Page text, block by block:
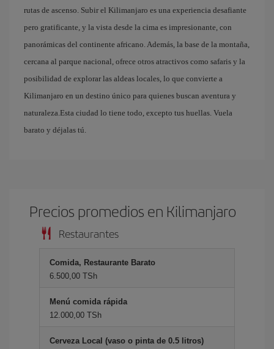
rutas de ascenso. Subir el Kilimanjaro es una experiencia desafiante
pero gratificante, y la vista desde la cima es impresionante, con
panorámicas del continente africano. Además, la base de la montaña,
cercana al parque nacional, ofrece otros atractivos como safaris y la
posibilidad de explorar las aldeas locales, lo que convierte a
Kilimanjaro en un destino único para quienes buscan aventura y
naturaleza.Esta ciudad lo tiene todo, excepto tus huellas. Vuela
barato y déjalas tú.
Precios promedios en Kilimanjaro
Restaurantes
Comida, Restaurante Barato
6.500,00 TSh
Menú comida rápida
12.000,00 TSh
Cerveza Local (vaso o pinta de 0.5 litros)